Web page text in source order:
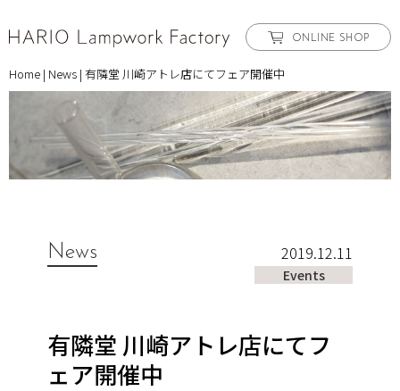
ONLINE SHOP
Home | News | 有隣堂 川崎アトレ店にてフェア開催中
News 2019.12.11
Events
有隣堂 川崎アトレ店にてフ
ェア開催中